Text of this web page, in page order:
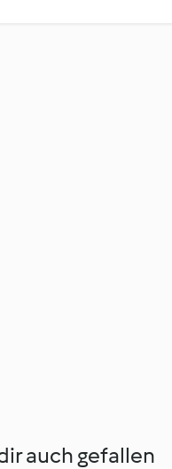
auch gefallen